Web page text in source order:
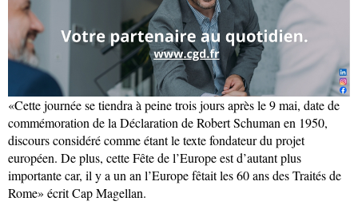
«Cette journée se tiendra à peine trois jours après le 9 mai, date de
commémoration de la Déclaration de Robert Schuman en 1950,
discours considéré comme étant le texte fondateur du projet
européen. De plus, cette Fête de l’Europe est d’autant plus
importante car, il y a un an l’Europe fêtait les 60 ans des Traités de
Rome» écrit Cap Magellan.